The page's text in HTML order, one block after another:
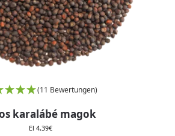
(11 Bewertungen)
karalábé magok
El 4,39€